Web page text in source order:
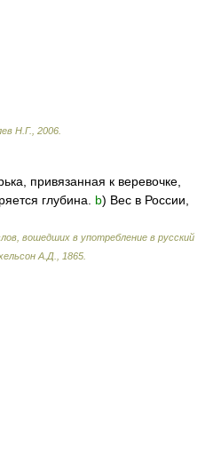
Н.Г. 2006
привязанная к веревочке,
глубина. b) Вес в России,
вошедших в употребление в русский
А.Д.
1865